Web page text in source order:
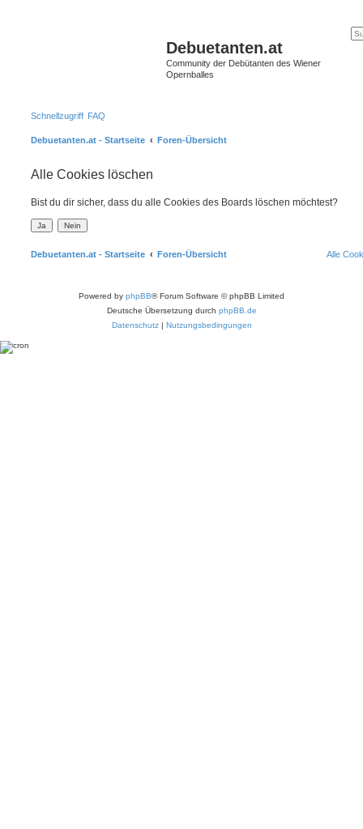
Debuetanten.at
Community der Debütanten des Wiener
Opernballes
Schnellzugriff FAQ
Debuetanten.at - Startseite Foren-Übersicht
Alle Cookies löschen
Bist du dir sicher, dass du alle Cookies des Boards löschen möchtest?
Debuetanten.at - Startseite Foren-Übersicht Alle
Powered by phpBB® Forum Software © phpBB Limited
Deutsche Übersetzung durch phpBB.de
Datenschutz| Nutzungsbedingungen